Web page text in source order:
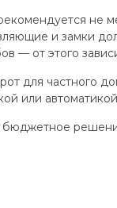
не
и замки
— от этого
для частного
или